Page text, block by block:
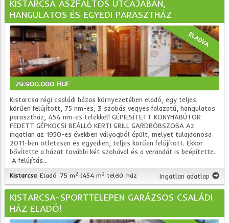
KISTARCSA ASZFALTOS UTCÁJÁBAN,
HANGULATOS ÉS EGYEDI PARASZTHÁZ
ELADVA
29.900.000 HUF
Kistarcsa régi családi házas környezetében eladó, egy teljes
körűen felújított, 75 nm-es, 3 szobás vegyes falazatú, hangulatos
parasztház, 454 nm-es telekkel! GÉPIESÍTETT KONYHABÚTOR
FEDETT GÉPKOCSI BEÁLLÓ KERTI GRILL GARDRÓBSZOBA Az
ingatlan az 1950-es években vályogból épült, melyet tulajdonosa
2011-ben ötletesen és egyedien, teljes körűen felújított. Ekkor
bővítette a házat további két szobával és a verandát is beépítette.
A felújítás...
Kistarcsa Eladó 75 m2 (454 m2 telek) ház Ingatlan adatlap
KISTARCSA-SPORTTELEPEN GARÁZSOS CSALÁDI
HÁZ ELADÓ!